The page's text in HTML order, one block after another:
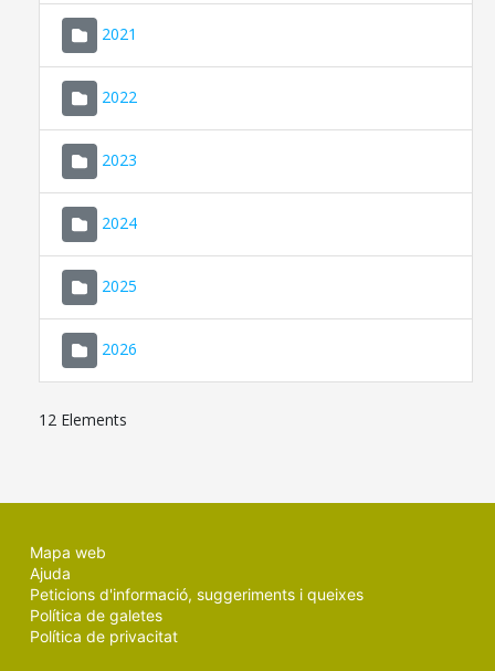
2021
2022
2023
2024
2025
2026
12 Elements
Mapa web
Ajuda
Peticions d'informació, suggeriments i queixes
Política de galetes
Política de privacitat